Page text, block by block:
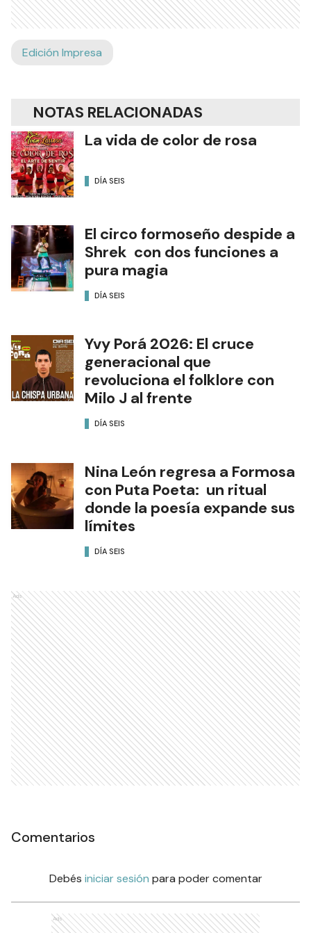
Edición Impresa
NOTAS RELACIONADAS
La vida de color de rosa
DÍA SEIS
El circo formoseño despide a
Shrek con dos funciones a
pura magia
DÍA SEIS
Yvy Porá 2026: El cruce
generacional que
revoluciona el folklore con
Milo J al frente
DÍA SEIS
Nina León regresa a Formosa
con Puta Poeta: un ritual
donde la poesía expande sus
límites
DÍA SEIS
Ads
Comentarios
Debés iniciar sesión para poder comentar
Ads